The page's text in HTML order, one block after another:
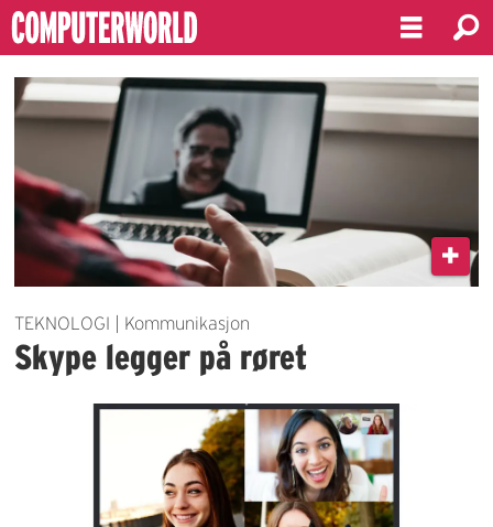
Emne:
skype
TEKNOLOGI | Kommunikasjon
Skype legger på røret